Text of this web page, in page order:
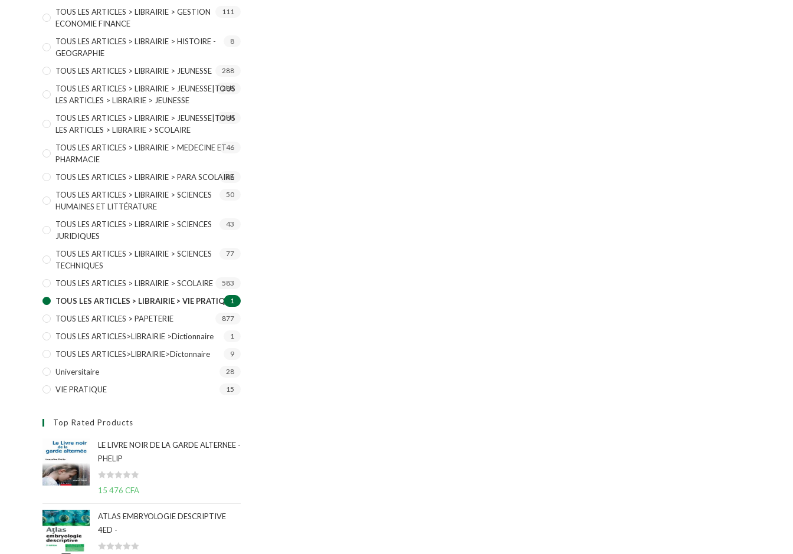
TOUS LES ARTICLES > LIBRAIRIE > GESTION
ECONOMIE FINANCE
111
TOUS LES ARTICLES > LIBRAIRIE > HISTOIRE -
GEOGRAPHIE
8
TOUS LES ARTICLES > LIBRAIRIE > JEUNESSE 288
TOUS LES ARTICLES > LIBRAIRIE > JEUNESSE|TOUS
LES ARTICLES > LIBRAIRIE > JEUNESSE
288
TOUS LES ARTICLES > LIBRAIRIE > JEUNESSE|TOUS
LES ARTICLES > LIBRAIRIE > SCOLAIRE
288
TOUS LES ARTICLES > LIBRAIRIE > MEDECINE ET
PHARMACIE
46
TOUS LES ARTICLES > LIBRAIRIE > PARA SCOLAIRE
66
TOUS LES ARTICLES > LIBRAIRIE > SCIENCES
HUMAINES ET LITTÉRATURE
50
TOUS LES ARTICLES > LIBRAIRIE > SCIENCES
JURIDIQUES
43
TOUS LES ARTICLES > LIBRAIRIE > SCIENCES
TECHNIQUES
77
TOUS LES ARTICLES > LIBRAIRIE > SCOLAIRE 583
TOUS LES ARTICLES > LIBRAIRIE > VIE PRATIQUE
1
TOUS LES ARTICLES > PAPETERIE 877
TOUS LES ARTICLES>LIBRAIRIE >Dictionnaire 1
TOUS LES ARTICLES>LIBRAIRIE>Dictonnaire 9
Universitaire 28
VIE PRATIQUE 15
Top Rated Products
LE LIVRE NOIR DE LA GARDE ALTERNEE -
PHELIP
N
s
15 476 CFA
ATLAS EMBRYOLOGIE DESCRIPTIVE
4ED -